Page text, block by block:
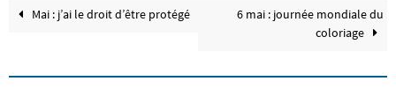
Mai : j’ai le droit d’être protégé
6 mai : journée mondiale du
coloriage